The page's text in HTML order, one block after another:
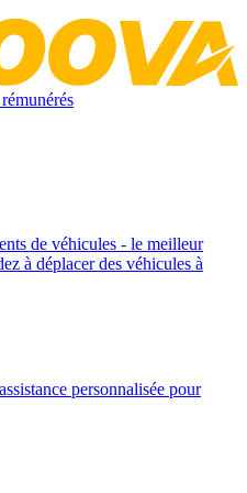
de véhicules - le meilleur
à déplacer des véhicules à
personnalisée pour